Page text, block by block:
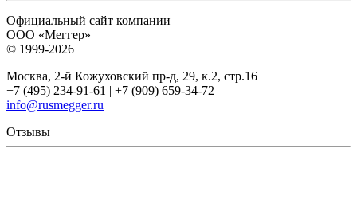
Официальный сайт компании
ООО «Меггер»
© 1999-2026
Москва, 2-й Кожуховский пр-д, 29, к.2, стр.16
+7 (495) 234-91-61 | +7 (909) 659-34-72
info@rusmegger.ru
Отзывы